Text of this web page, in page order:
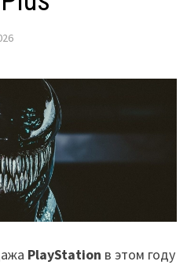
PlayStation в этом году